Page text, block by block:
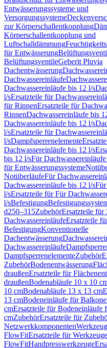
Entwässerungssysteme und
Versorgungssysteme
zur Körperschallentkopplung
Körperschallentkopplung und
Luftschalldämmung
für Entwässerung
BelüftungsventileGeberit Pluvia
Dachentwässerung
Dachwassereinläufe
Dachwassereinläufe bis 12 l/s
l/sErsatzteile für
für RinnenErsatzteile für
RinnenDachwassereinläufe bis
Dachwassereinläufe bis 12 l/s
l/sErsatzteile für
l/sDampfsperrenelemente
Dachwassereinläufe bis 12 l/s
bis 12 l/sFür
für Entwässerungssysteme
NotüberläufeFür
Dachwassereinläufe bis 12 l/s
l/sErsatzteile für Für
l/sBefestigung
d250–315ZubehörErsatzteile für
DachwassereinläufeErsatzteile
BefestigungKonventionelle
Dachentwässerung
Dachwassereinläufe
DampfsperrenelementeZubehör
ZubehörBodenentwässerung
draußenErsatzteile für
draußenBodenabläufe 10 x 10
10 cmBodenabläufe 13 x 13 cm
13 cmBodeneinläufe für
cmErsatzteile für Bodeneinläufe
cmZubehörErsatzteile für
Netzwerkkomponenten
FlowFitErsatzteile für
FlowFitHandpresswerkzeuge